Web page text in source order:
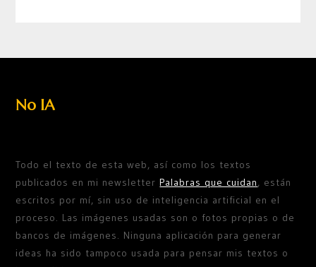
No IA
Todo el texto de esta web, así como los textos
publicados en mi newsletterPalabras que cuidan, están
escritos por mí, sin uso de inteligencia artificial en el
proceso. Las imágenes usadas son o fotos propias o de
bancos de imágenes. Ninguna aplicación para generar
ideas ha sido tampoco usada para pensar mis textos o